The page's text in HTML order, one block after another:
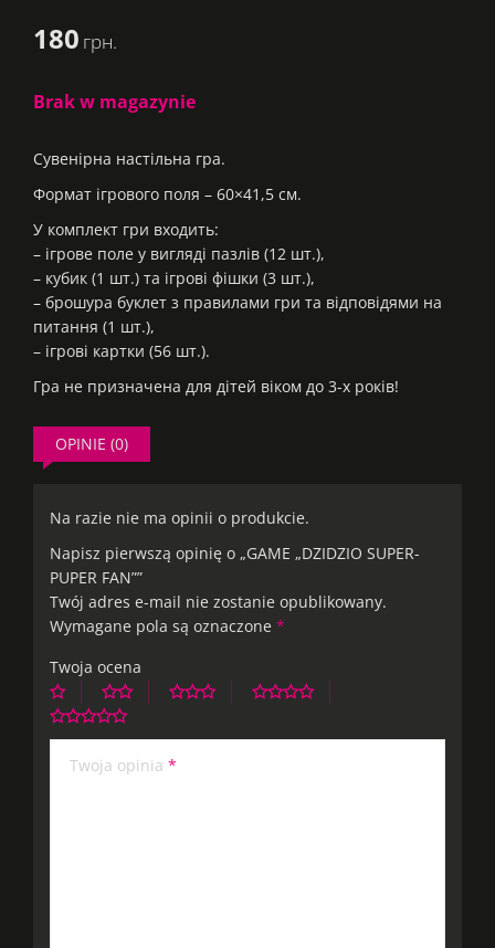
180грн.
Сувенірна настільна гра.
Формат ігрового поля – 60×41,5 см.
У комплект гри входить:
– ігрове поле у вигляді пазлів (12 шт.),
– кубик (1 шт.) та ігрові фішки (3 шт.),
– брошура буклет з правилами гри та відповідями на
питання (1 шт.),
– ігрові картки (56 шт.).
Гра не призначена для дітей віком до 3-х років!
Brak w magazynie
OPINIE (0)
Na razie nie ma opinii o produkcie.
Napisz pierwszą opinię o „GAME „DZIDZIO SUPER-
PUPER FAN””
Twój adres e-mail nie zostanie opublikowany.
Wymagane pola są oznaczone *
Twoja ocena
Twoja opinia *